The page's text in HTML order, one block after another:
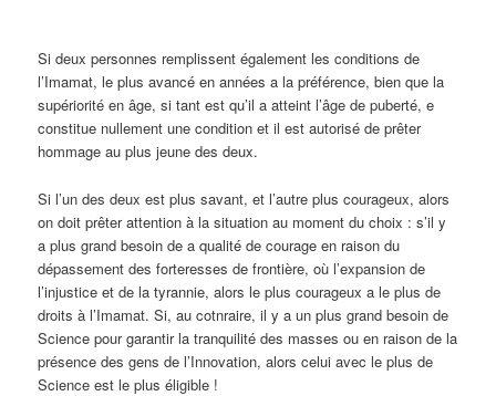
Si deux personnes remplissent également les conditions de
l’Imamat, le plus avancé en années a la préférence, bien que la
supériorité en âge, si tant est qu’il a atteint l’âge de puberté, e
constitue nullement une condition et il est autorisé de prêter
hommage au plus jeune des deux.
Si l’un des deux est plus savant, et l’autre plus courageux, alors
on doit prêter attention à la situation au moment du choix : s’il y
a plus grand besoin de a qualité de courage en raison du
dépassement des forteresses de frontière, où l’expansion de
l’injustice et de la tyrannie, alors le plus courageux a le plus de
droits à l’Imamat. Si, au cotnraire, il y a un plus grand besoin de
Science pour garantir la tranquilité des masses ou en raison de la
présence des gens de l’Innovation, alors celui avec le plus de
Science est le plus éligible !